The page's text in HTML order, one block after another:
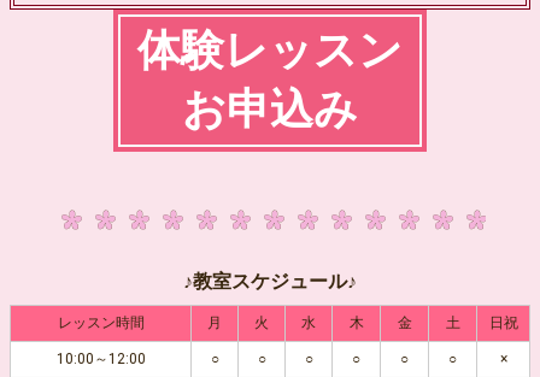
体験レッスン
お申込み
♪教室スケジュール♪
レッスン時間 月 火 水 木 金 土 日祝
10:00～12:00 ○ ○ ○ ○ ○ ○ ×